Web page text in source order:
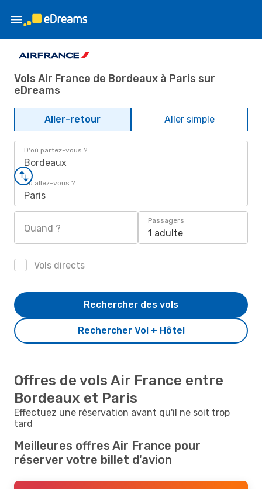
Vols Air France de Bordeaux à Paris sur
eDreams
Aller-retour Aller simple
D'où partez-vous ?
Bordeaux
Où allez-vous ?
Paris
Quand ?
Passagers
1 adulte
Vols directs
Rechercher Vol + Hôtel
Rechercher des vols
Offres de vols Air France entre
Bordeaux et Paris
Effectuez une réservation avant qu'il ne soit trop
tard
Meilleures offres Air France pour
réserver votre billet d'avion